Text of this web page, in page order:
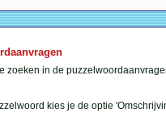
zoeken in de
kies je de optie